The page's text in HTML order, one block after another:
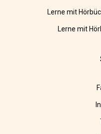
Lerne mit
Lerne mit